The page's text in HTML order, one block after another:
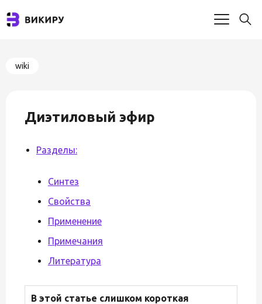
wiki
Диэтиловый эфир
Разделы:
Синтез
Свойства
Применение
Примечания
Литература
В этой статье слишком короткая